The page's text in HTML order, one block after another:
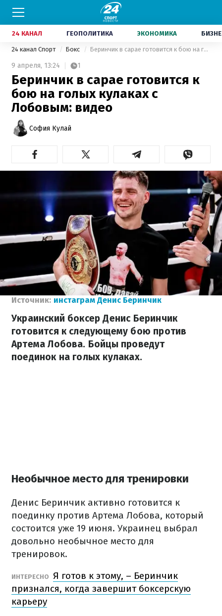
24 КАНАЛ ГЕОПОЛИТИКА ЭКОНОМИКА
24 канал Спорт Бокс Беринчик в сарае готовится к бою на голых кулаках с Лобовым: видео
9 апреля, 13:24 1
Беринчик в сарае готовится к
бою на голых кулаках с
Лобовым: видео
София Кулай
Источник: инстаграм Денис Беринчик
Украинский боксер Денис Беринчик
готовится к следующему бою против
Артема Лобова. Бойцы проведут
поединок на голых кулаках.
Необычное место для тренировки
Денис Беринчик активно готовится к
поединку против Артема Лобова, который
состоится уже 19 июня. Украинец выбрал
довольно необычное место для
тренировок.
ИНТЕРЕСНО Я готов к этому, – Беринчик
признался, когда завершит боксерскую
карьеру